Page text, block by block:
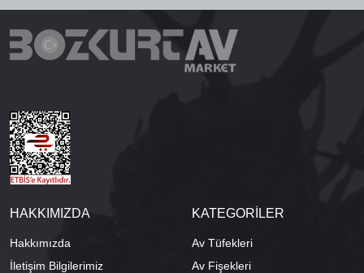
HAKKIMIZDA
Hakkımızda
İletişim Bilgilerimiz
KATEGORİLER
Av Tüfekleri
Av Fişekleri